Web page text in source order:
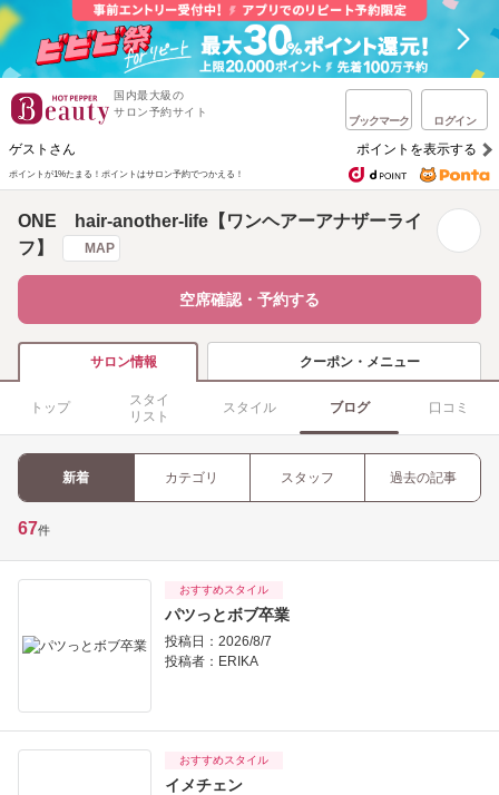
国内最大級の
サロン予約サイト
ブックマーク ログイン
ゲストさん ポイントを表示する
ポイントが1%たまる！ ポイントはサロン予約でつかえる！
ONE hair-another-life【ワンヘアーアナザーライ
フ】
MAP
空席確認・予約する
サロン情報 クーポン・メニュー
トップ
スタイ
リスト
スタイル ブログ 口コミ
新着 カテゴリ スタッフ 過去の記事
67件
おすすめスタイル
パツっとボブ卒業
投稿日：2026/8/7
投稿者： ERIKA
おすすめスタイル
イメチェン